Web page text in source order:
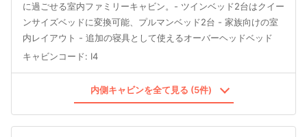
に過ごせる室内ファミリーキャビン。- ツインベッド2台はクイー
ンサイズベッドに変換可能、プルマンベッド2台 - 家族向けの室
内レイアウト - 追加の寝具として使えるオーバーヘッドベッド
キャビンコード: I4
内側キャビンを全て見る (5件)